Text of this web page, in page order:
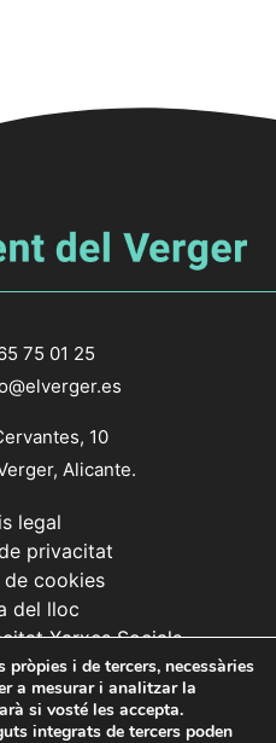
75 01 25
10
Alicante.
legal
privacitat
cookies
del lloc
Xarxes Socials
i de tercers, necessàries
a mesurar i analitzar la
si vosté les accepta.
integrats de tercers poden